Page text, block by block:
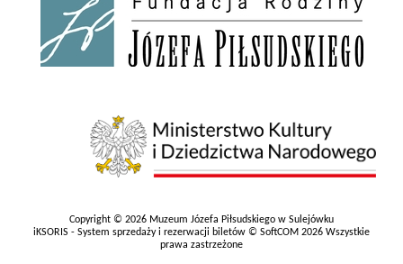
Copyright © 2026 Muzeum Józefa Piłsudskiego w Sulejówku
iKSORIS - System sprzedaży i rezerwacji biletów © SoftCOM 2026 Wszystkie
prawa zastrzeżone